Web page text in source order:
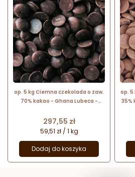
op. 5 kg Ciemna czekolada o zaw.
70% kakao - Ghana Lubeca -
kaletkach - nr. kat. 742
Cena
297,55 zł
59,51 zł / 1 kg
Dodaj do koszyka
op. 5
35%